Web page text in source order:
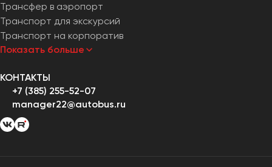
Трансфер в аэропорт
Транспорт для экскурсий
Транспорт на корпоратив
Показать больше
КОНТАКТЫ
+7 (385) 255-52-07
manager22@autobus.ru